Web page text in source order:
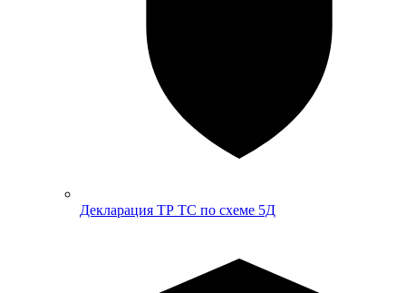
Декларация ТР ТС по схеме 5Д